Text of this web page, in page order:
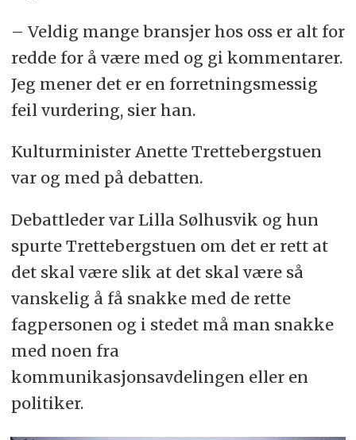
– Veldig mange bransjer hos oss er alt for
redde for å være med og gi kommentarer.
Jeg mener det er en forretningsmessig
feil vurdering, sier han.
Kulturminister Anette Trettebergstuen
var og med på debatten.
Debattleder var Lilla Sølhusvik og hun
spurte Trettebergstuen om det er rett at
det skal være slik at det skal være så
vanskelig å få snakke med de rette
fagpersonen og i stedet må man snakke
med noen fra
kommunikasjonsavdelingen eller en
politiker.